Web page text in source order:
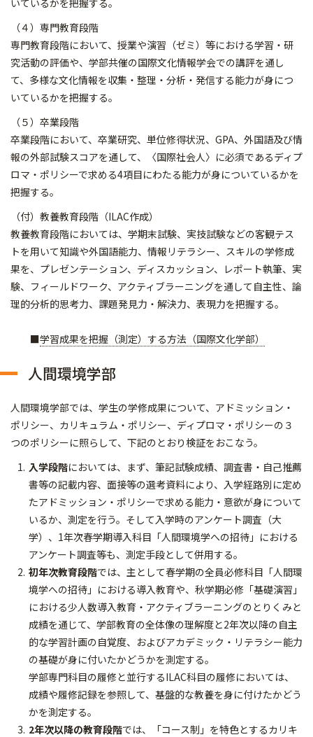
いているかを把握する。
（４）専門教育段階
専門教育段階において、授業や演習（ゼミ）等における学習・研
究活動の評価や、学部共催の国際文化情報学会での講評を通し
て、多様な文化情報を収集・整理・分析・発信する能力が身につ
いているかを把握する。
（５）卒業段階
卒業段階において、卒業研究、単位修得状況、GPA、外国語及び情
報の外部試験スコアを通して、〈国際社会人〉に必須であるディプ
ロマ・ポリシーで求める4項目にわたる能力が身についているかを
把握する。
（付）教養教育段階（ILAC作成）
教養教育段階においては、学期末試験、実技試験などの客観テス
トを用いて知識や外国語能力、情報リテラシー、スキルの学修成
果を、プレゼンテーション、ディスカッション、レポート執筆、実
験、フィールドワーク、アクティブラーニングを通して自主性、論
理的分析的思考力、課題発見力・解決力、表現力を把握する。
■学習成果を把握（測定）する方法（国際文化学部）
人間環境学部
人間環境学部では、学生の学修成果について、アドミッション・
ポリシー、カリキュラム・ポリシー、ディプロマ・ポリシーの３
つのポリシーに照らして、下記のとおり検証をおこなう。
入学段階においては、まず、筆記試験成績、調査書・自己推薦
書等の記載内容、面接等の選考資料により、入学経路別に定め
たアドミッション・ポリシーで求める能力・意欲が身について
いるか、測定を行う。そして入学時のアンケート調査（大
学）、1年次春学期導入科目「人間環境学への招待」における
アンケート調査等も、測定手段として併用する。
初年次教育段階では、主として春学期の全員必修科目「人間環
境学への招待」における導入教育や、秋学期必修「基礎演習」
における少人数導入教育・アクティブラーニングのとりくみと
成績を通じて、学部教育の全体像の理解度と2年次以降の自主
的な学習計画の自覚度、およびアカデミック・リテラシー能力
の基礎が身に付いたかどうかを測定する。
学部専門科目の履修と並行するILAC科目の履修においては、
成績や履修記録を参照して、基盤的な教養を身に付けたかどう
かを測定する。
2年次以降の教育段階では、「コース制」を特色とするカリキ